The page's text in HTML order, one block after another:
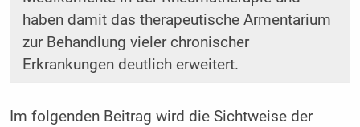
haben damit das therapeutische Armentarium
zur Behandlung vieler chronischer
Erkrankungen deutlich erweitert.
Im folgenden Beitrag wird die Sichtweise der